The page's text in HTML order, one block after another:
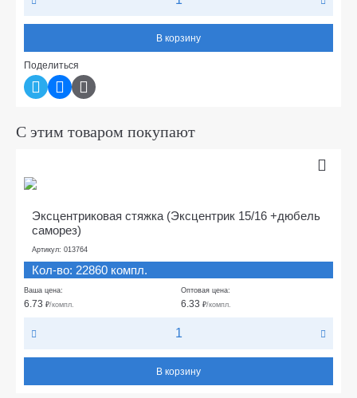
В корзину
Поделиться
С этим товаром покупают
Эксцентриковая стяжка (Эксцентрик 15/16 +дюбель
саморез)
Артикул: 013764
Кол-во: 22860 компл.
Ваша цена:
6.73 ₽/компл.
Оптовая цена:
6.33 ₽/компл.
В корзину